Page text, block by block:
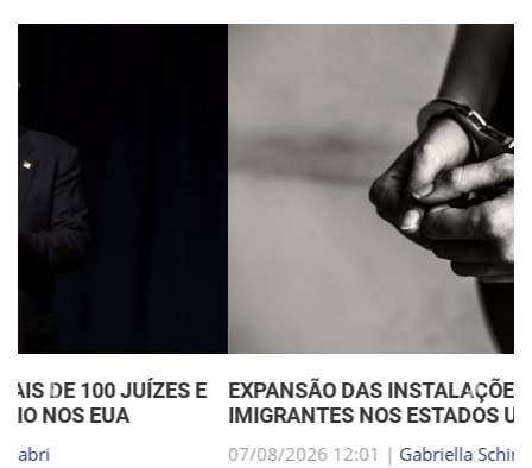
EXPANSÃO DAS INSTALAÇÕES DE DETENÇÃO DE
IMIGRANTES NOS ESTADOS UNIDOS
07/08/2026 12:01 | Gabriella Schimpl Tebar Anunciação
Anterior